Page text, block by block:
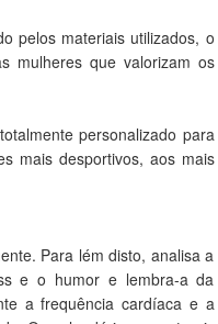
pelos materiais utilizados, o
mulheres que valorizam os
personalizado para
mais desportivos, aos mais
Para lém disto, analisa a
e o humor e lembra-a da
a frequência cardíaca e a